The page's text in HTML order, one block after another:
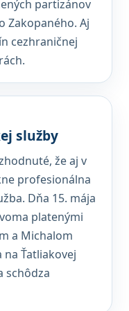
partizánov
Zakopaného. Aj
cezhraničnej
služby
že aj v
profesionálna
Dňa 15. mája
platenými
a Michalom
na Ťatliakovej
schôdza